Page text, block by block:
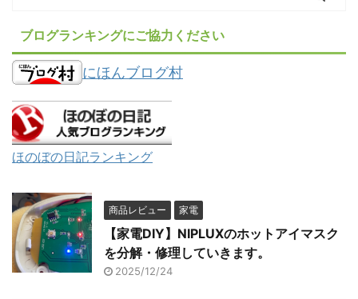
ブログランキングにご協力ください
にほんブログ村
ほのぼの日記ランキング
商品レビュー 家電
【家電DIY】NIPLUXのホットアイマスク
を分解・修理していきます。
2025/12/24